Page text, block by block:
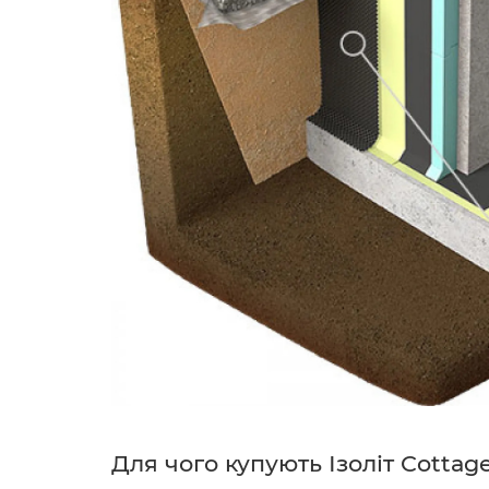
Для чого купують Ізоліт